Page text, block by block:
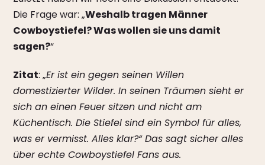
Die Frage war: „Weshalb tragen Männer
Cowboystiefel? Was wollen sie uns damit
sagen?“
Zitat: „Er ist ein gegen seinen Willen
domestizierter Wilder. In seinen Träumen sieht er
sich an einen Feuer sitzen und nicht am
Küchentisch. Die Stiefel sind ein Symbol für alles,
was er vermisst. Alles klar?“ Das sagt sicher alles
über echte Cowboystiefel Fans aus.